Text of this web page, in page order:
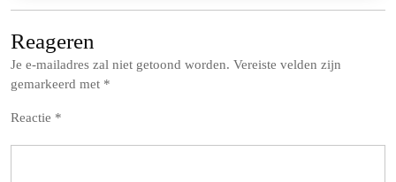
Reageren
Je e-mailadres zal niet getoond worden. Vereiste velden zijn
gemarkeerd met *
Reactie *